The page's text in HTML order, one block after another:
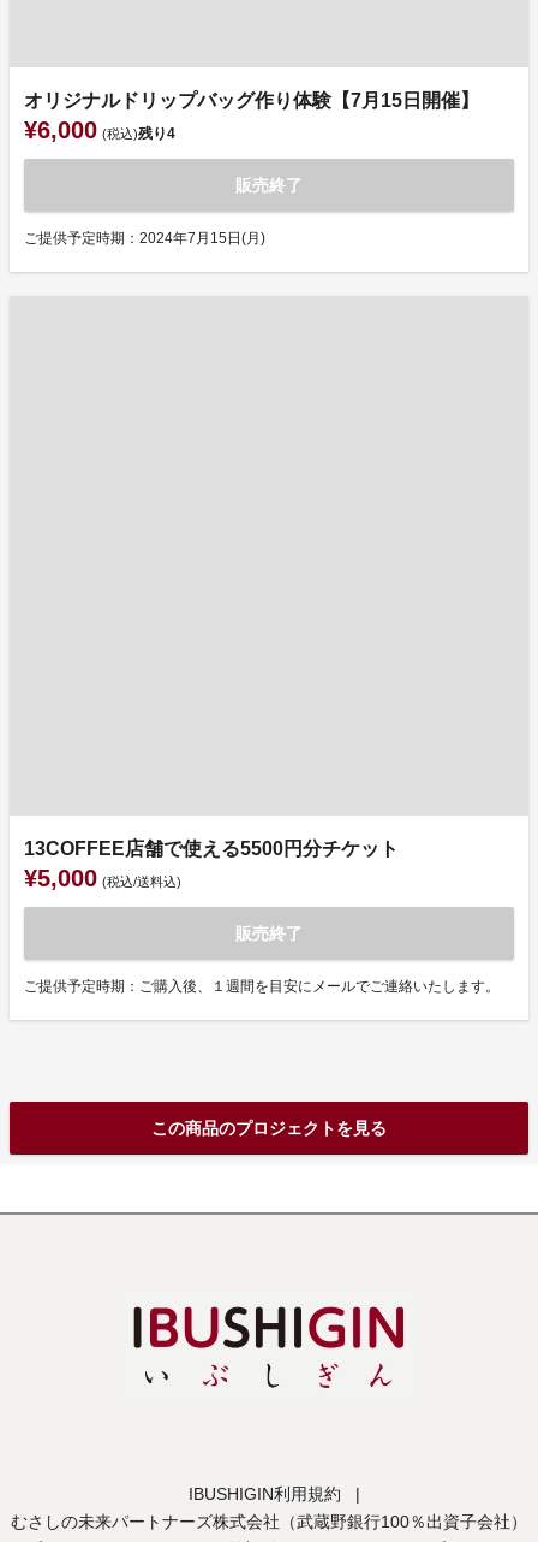
オリジナルドリップバッグ作り体験【7月15日開催】
¥6,000 (税込)残り4
販売終了
ご提供予定時期：2024年7月15日(月)
13COFFEE店舗で使える5500円分チケット
¥5,000 (税込/送料込)
販売終了
ご提供予定時期：ご購入後、１週間を目安にメールでご連絡いたします。
この商品のプロジェクトを見る
IBUSHIGIN利用規約
|
むさしの未来パートナーズ株式会社（武蔵野銀行100％出資子会社）